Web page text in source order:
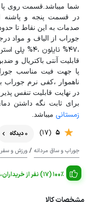
شما میباشد.قسمت روی
در قسمت پنجه و پاشنه
صدمات به این نقاط تا
جوراب از الیاف و مواد
،۴۷% نایلون ، ۴% پلی استر ۲% اسپاندکس یا نخ لاکرا
قابلیت آنتی باکتریال و
پا جهت فیت مناسب
ناهموار ،کفی نرم جوراب
در نهایت قابلیت تنفس
برای ثابت نگه داشتن
زمستانی میباشد.
5
(17)
0 دیدگاه
جوراب و ساق مردانه / ورزش و سفر
100% (17) نفر از خریداران، این کالا را پیشنهاد کرده اند